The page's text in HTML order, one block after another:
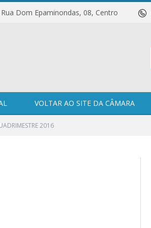
Rua Dom Epaminondas, 08, Centro
VOLTAR AO SITE DA CÂMARA
2016